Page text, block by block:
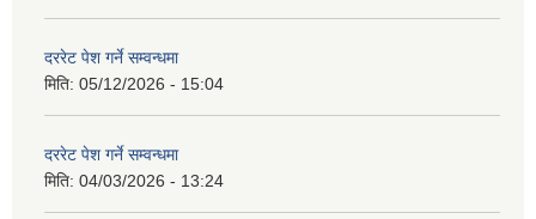
दररेट पेश गर्ने सम्वन्धमा
मिति: 05/12/2026 - 15:04
दररेट पेश गर्ने सम्वन्धमा
मिति: 04/03/2026 - 13:24